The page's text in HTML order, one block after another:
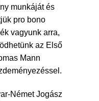
munkáját és
pro bono
vagyunk arra,
az Első
Mann
Német Jogász